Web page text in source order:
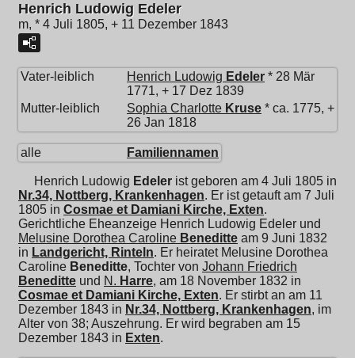
Henrich Ludowig Edeler
m, * 4 Juli 1805, + 11 Dezember 1843
Vater-leiblich Henrich Ludowig Edeler * 28 Mär
1771, + 17 Dez 1839
Mutter-leiblich
Sophia Charlotte Kruse * ca. 1775, +
26 Jan 1818
alle Familiennamen
Henrich Ludowig Edeler ist geboren am 4 Juli 1805 in
Nr.34, Nottberg, Krankenhagen. Er ist getauft am 7 Juli
1805 in Cosmae et Damiani Kirche, Exten.
Gerichtliche Eheanzeige Henrich Ludowig Edeler und
Melusine Dorothea Caroline Beneditte am 9 Juni 1832
in Landgericht, Rinteln. Er heiratet Melusine Dorothea
Caroline Beneditte, Tochter von Johann Friedrich
Beneditte und N. Harre, am 18 November 1832 in
Cosmae et Damiani Kirche, Exten. Er stirbt an am 11
Dezember 1843 in Nr.34, Nottberg, Krankenhagen, im
Alter von 38; Auszehrung. Er wird begraben am 15
Dezember 1843 in Exten.